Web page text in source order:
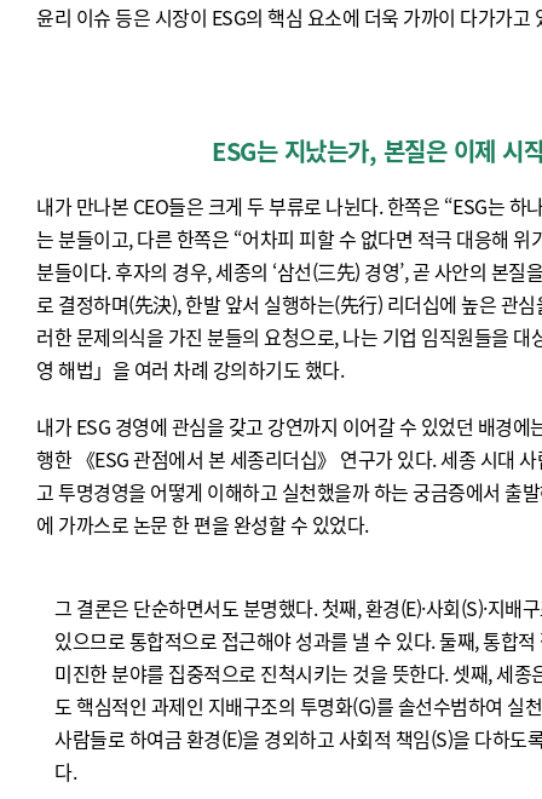
윤리 이슈 등은 시장이 ESG의 핵심 요소에 더욱 가까이 다가가고
ESG는 지났는가, 본질은 이제 시
내가 만나본 CEO들은 크게 두 부류로 나뉜다. 한쪽은 “ESG는 하
는 분들이고, 다른 한쪽은 “어차피 피할 수 없다면 적극 대응해
분들이다. 후자의 경우, 세종의 ‘삼선(三先) 경영’, 곧 사안의 본질
로 결정하며(先決), 한발 앞서 실행하는(先行) 리더십에 높은 관
러한 문제의식을 가진 분들의 요청으로, 나는 기업 임직원들을 대
영 해법」을 여러 차례 강의하기도 했다.
내가 ESG 경영에 관심을 갖고 강연까지 이어갈 수 있었던 배경
행한 《ESG 관점에서 본 세종리더십》 연구가 있다. 세종 시대
고 투명경영을 어떻게 이해하고 실천했을까 하는 궁금증에서 출
에 가까스로 논문 한 편을 완성할 수 있었다.
그 결론은 단순하면서도 분명했다. 첫째, 환경(E)·사회(S)·지배
있으므로 통합적으로 접근해야 성과를 낼 수 있다. 둘째, 통합
미진한 분야를 집중적으로 진척시키는 것을 뜻한다. 셋째, 세종
도 핵심적인 과제인 지배구조의 투명화(G)를 솔선수범하여 실
사람들로 하여금 환경(E)을 경외하고 사회적 책임(S)을 다하도
다.